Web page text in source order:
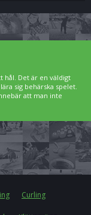
hål. Det är en väldigt
sig behärska spelet.
att man inte
Curling